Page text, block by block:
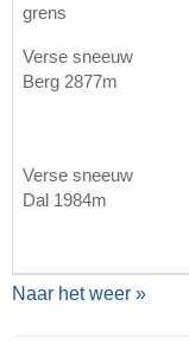
grens
Verse sneeuw
Berg 2877m
Verse sneeuw
Dal 1984m
Naar het weer »